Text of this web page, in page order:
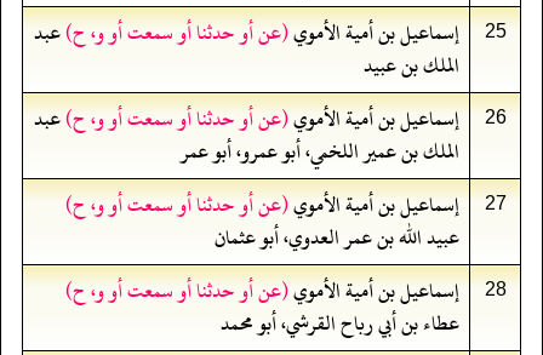
25 إسماعيل بن أمية الأموي(عن أو حدثنا أو سمعت أو و، ح)عبد
الملك بن عبيد
26 إسماعيل بن أمية الأموي(عن أو حدثنا أو سمعت أو و، ح)عبد
الملك بن عمير اللخمي، أبو عمرو، أبو عمر
27 إسماعيل بن أمية الأموي(عن أو حدثنا أو سمعت أو و، ح)
عبيد الله بن عمر العدوي، أبو عثمان
28 إسماعيل بن أمية الأموي(عن أو حدثنا أو سمعت أو و، ح)
عطاء بن أبي رباح القرشي، أبو محمد